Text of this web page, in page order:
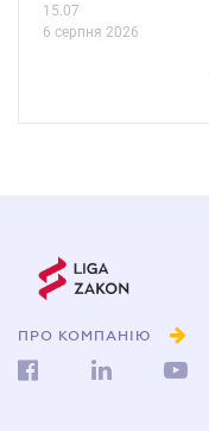
15.07
6 серпня 2026
ПРО КОМПАНІЮ